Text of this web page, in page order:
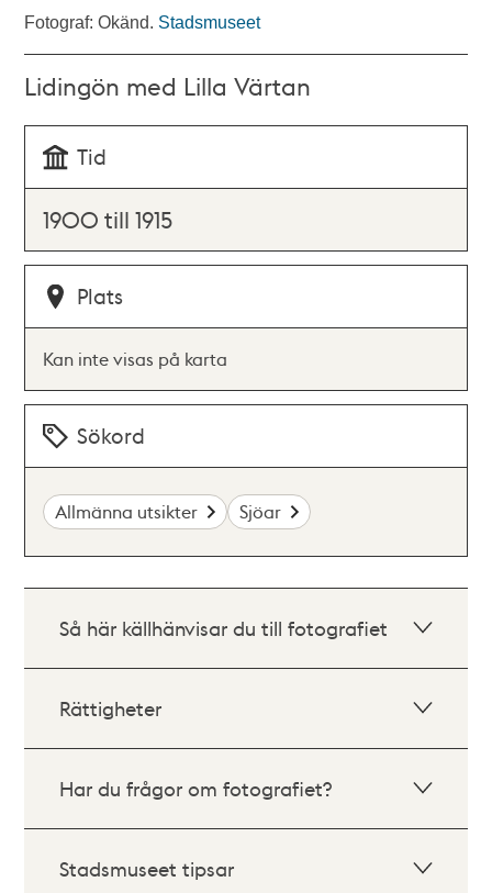
Fotograf: Okänd. Stadsmuseet
Lidingön med Lilla Värtan
Tid
1900 till 1915
Plats
Kan inte visas på karta
Sökord
Allmänna utsikter Sjöar
Så här källhänvisar du till fotografiet
Rättigheter
Har du frågor om fotografiet?
Stadsmuseet tipsar